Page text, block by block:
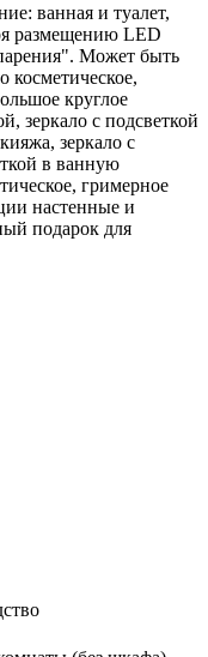
ванная и туалет,
размещению LED
Может быть
косметическое,
круглое
зеркало с подсветкой
зеркало с
в ванную
гримерное
настенные и
подарок для